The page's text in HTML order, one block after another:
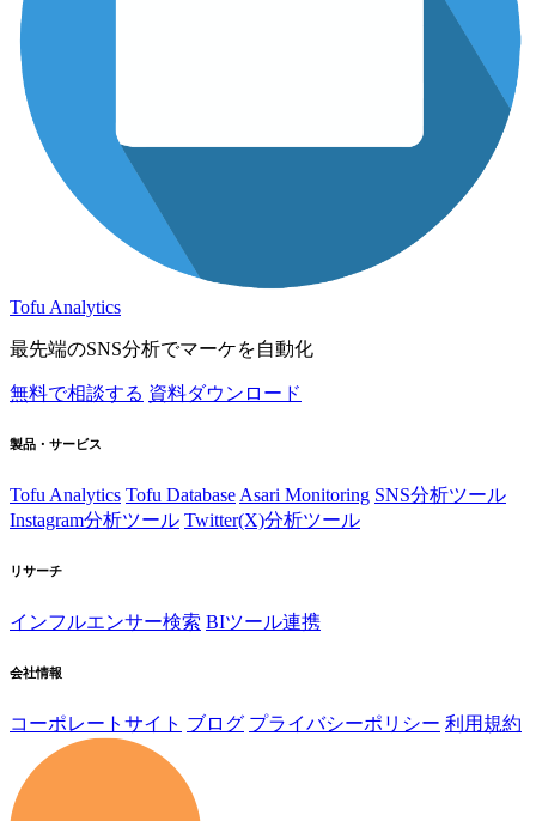
Tofu Analytics
最先端のSNS分析でマーケを自動化
無料で相談する 資料ダウンロード
製品・サービス
Tofu Analytics Tofu Database Asari Monitoring SNS分析ツール
Instagram分析ツール Twitter(X)分析ツール
リサーチ
インフルエンサー検索 BIツール連携
会社情報
コーポレートサイト ブログ プライバシーポリシー 利用規約